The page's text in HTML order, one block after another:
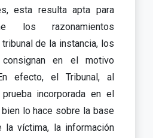
esta resulta apta para
los razonamientos
de la instancia, los
en el motivo
efecto, el Tribunal, al
incorporada en el
lo hace sobre la base
víctima, la información